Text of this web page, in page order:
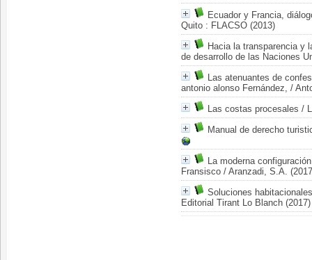
Ecuador y Francia,
Quito : FLACSO (2013)
Hacia la transparencia y
de desarrollo de las Naciones
Las atenuantes de
antonio alonso Fernández, /
Las costas procesales /
Manual de derecho
La moderna
Fransisco / Aranzadi, S.A.
Soluciones
Editorial Tirant Lo Blanch (2017)